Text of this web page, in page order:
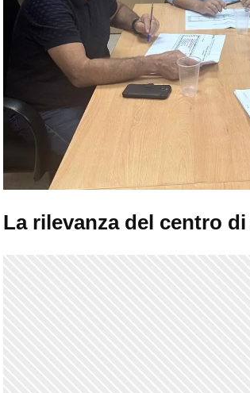
La rilevanza del centro